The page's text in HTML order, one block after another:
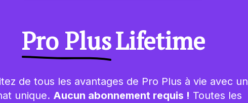
Pro PlusLifetime
de tous les avantages de Pro Plus à vie avec un
unique. Aucun abonnement requis ! Toutes les